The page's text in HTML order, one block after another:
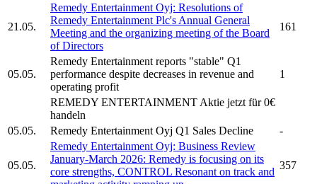
21.05.
Remedy Entertainment Oyj: Resolutions of
Remedy Entertainment Plc's Annual General
Meeting and the organizing meeting of the Board
of Directors
161
05.05.
Remedy Entertainment reports "stable" Q1
performance despite decreases in revenue and
operating profit
1
REMEDY ENTERTAINMENT Aktie jetzt für 0€
handeln
05.05.
Remedy Entertainment Oyj Q1 Sales Decline -
05.05.
Remedy Entertainment Oyj: Business Review
January-March 2026: Remedy is focusing on its
core strengths, CONTROL Resonant on track and
357